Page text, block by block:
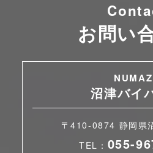
お問い
沼津バイ
〒410-0874 静岡県
TEL： 055-